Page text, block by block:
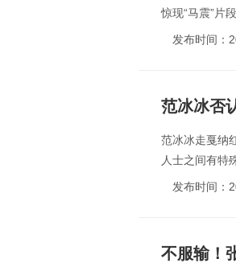
惊现“马震”片
发布时间：
范冰冰否
范冰冰走戛纳
人士之间有特
发布时间：
不服输！